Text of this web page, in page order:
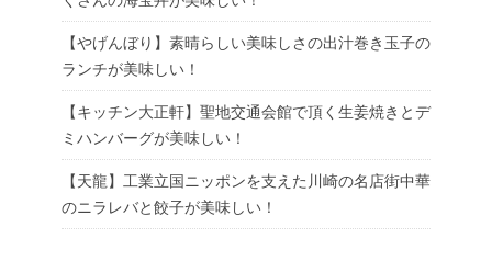
【やげんぼり】素晴らしい美味しさの出汁巻き玉子の
ランチが美味しい！
【キッチン大正軒】聖地交通会館で頂く生姜焼きとデ
ミハンバーグが美味しい！
【天龍】工業立国ニッポンを支えた川崎の名店街中華
のニラレバと餃子が美味しい！